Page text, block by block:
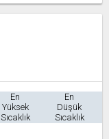
En
Yüksek
Sıcaklık
En
Düşük
Sıcaklık